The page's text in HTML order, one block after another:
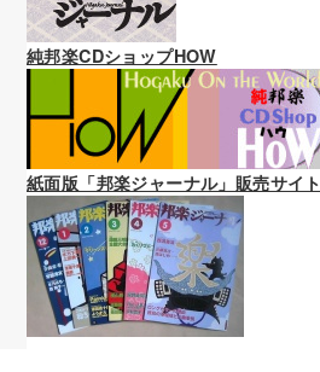
純邦楽CDショップHOW
紙面版「邦楽ジャーナル」販売サイト